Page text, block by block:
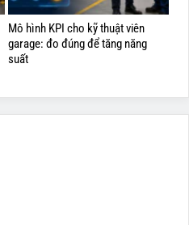
Mô hình KPI cho kỹ thuật viên
garage: đo đúng để tăng năng
suất